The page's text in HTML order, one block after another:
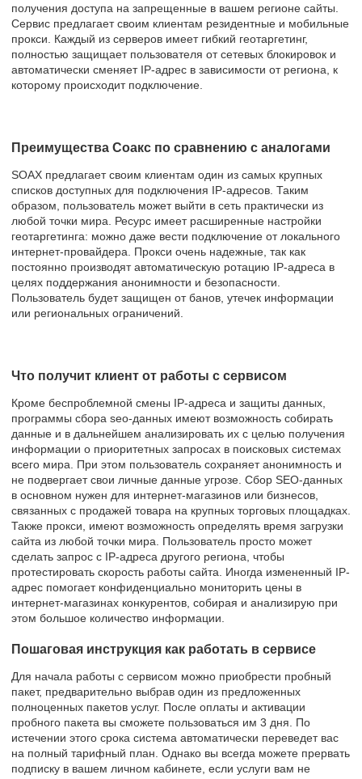
получения доступа на запрещенные в вашем регионе сайты.
Сервис предлагает своим клиентам резидентные и мобильные
прокси. Каждый из серверов имеет гибкий геотаргетинг,
полностью защищает пользователя от сетевых блокировок и
автоматически сменяет IP-адрес в зависимости от региона, к
которому происходит подключение.
Преимущества Соакс по сравнению с аналогами
SOAX предлагает своим клиентам один из самых крупных
списков доступных для подключения IP-адресов. Таким
образом, пользователь может выйти в сеть практически из
любой точки мира. Ресурс имеет расширенные настройки
геотаргетинга: можно даже вести подключение от локального
интернет-провайдера. Прокси очень надежные, так как
постоянно производят автоматическую ротацию IP-адреса в
целях поддержания анонимности и безопасности.
Пользователь будет защищен от банов, утечек информации
или региональных ограничений.
Что получит клиент от работы с сервисом
Кроме беспроблемной смены IP-адреса и защиты данных,
программы сбора seo-данных имеют возможность собирать
данные и в дальнейшем анализировать их с целью получения
информации о приоритетных запросах в поисковых системах
всего мира. При этом пользователь сохраняет анонимность и
не подвергает свои личные данные угрозе. Сбор SEO-данных
в основном нужен для интернет-магазинов или бизнесов,
связанных с продажей товара на крупных торговых площадках.
Также прокси, имеют возможность определять время загрузки
сайта из любой точки мира. Пользователь просто может
сделать запрос с IP-адреса другого региона, чтобы
протестировать скорость работы сайта. Иногда измененный IP-
адрес помогает конфиденциально мониторить цены в
интернет-магазинах конкурентов, собирая и анализирую при
этом большое количество информации.
Пошаговая инструкция как работать в сервисе
Для начала работы с сервисом можно приобрести пробный
пакет, предварительно выбрав один из предложенных
полноценных пакетов услуг. После оплаты и активации
пробного пакета вы сможете пользоваться им 3 дня. По
истечении этого срока система автоматически переведет вас
на полный тарифный план. Однако вы всегда можете прервать
подписку в вашем личном кабинете, если услуги вам не